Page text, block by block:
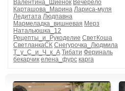
Валентина_Шиенок Вечерело
Карташова_Марина Лариса-муля
Ледитата Людпавна
Мармеладка_вишневая Мерз
Натальюшка_12
Рецепты_и_Рукоделие СветКоша
СветланкаСК Снегурочка_Людмила
Т_у_С_и_Ч_к_А Тибати Фериналь
бекарчик елена_фурс карга